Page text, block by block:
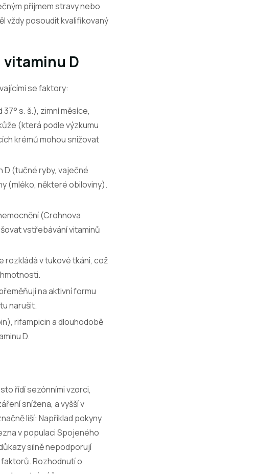
příjmem stravy nebo
vždy posoudit kvalifikovaný
D
se faktory:
s. š.), zimní měsíce,
(která podle výzkumu
krémů mohou snižovat
D (tučné ryby, vaječné
(mléko, některé obiloviny).
(Crohnova
vstřebávání vitaminů
rozkládá v tukové tkáni, což
na aktivní formu
narušit.
rifampicin a dlouhodobě
D.
řídí sezónními vzorci,
snížena, a vyšší v
liší: Například pokyny
v populaci Spojeného
silně nepodporují
Rozhodnutí o